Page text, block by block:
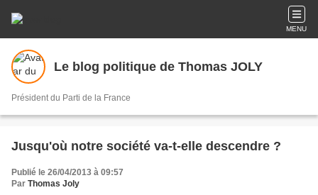
MENU
Le blog politique de Thomas JOLY
Président du Parti de la France
Jusqu'où notre société va-t-elle descendre ?
Publié le 26/04/2013 à 09:57
Par Thomas Joly